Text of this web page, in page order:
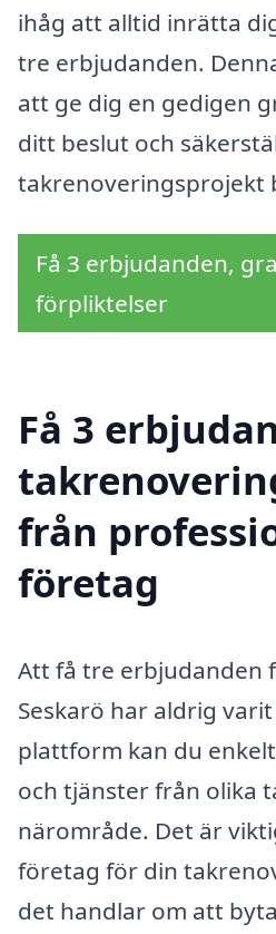
ihåg att alltid inrätta
tre erbjudanden.
att ge dig en gedigen
ditt beslut och
takrenoveringsprojekt
Få 3 erbjudanden,
förpliktelser
Få 3
från
företag
Att få tre erbjudanden
Seskarö har aldrig
plattform kan du
och tjänster från olika
närområde. Det är
företag för din
det handlar om att